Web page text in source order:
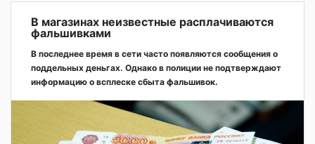
В магазинах неизвестные расплачиваются
фальшивками
В последнее время в сети часто появляются сообщения о
поддельных деньгах. Однако в полиции не подтверждают
информацию о всплеске сбыта фальшивок.